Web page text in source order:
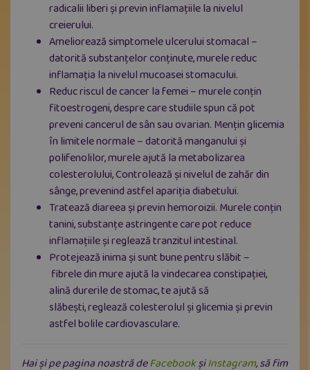
radicalii liberi și previn inflamațiile la nivelul
creierului.
Ameliorează simptomele ulcerului stomacal –
datorită substanțelor conținute, murele reduc
inflamația la nivelul mucoasei stomacului.
Reduc riscul de cancer la femei – murele conțin
fitoestrogeni, despre care studiile spun că pot
preveni cancerul de sân sau ovarian. Mențin glicemia
în limitele normale – datorită manganului și
polifenolilor, murele ajută la metabolizarea
colesterolului, Controlează și nivelul de zahăr din
sânge, prevenind astfel apariția diabetului.
Tratează diareea și previn hemoroizii. Murele conțin
tanini, substanțe astringente care pot reduce
inflamațiile și reglează tranzitul intestinal.
Protejează inima și sunt bune pentru slăbit –
fibrele din mure ajută la vindecarea constipației,
alină durerile de stomac, te ajută să
slăbești, reglează colesterolul și glicemia și previn
astfel bolile cardiovasculare.
Hai și pe pagina noastră deFacebookșiInstagram, să fim